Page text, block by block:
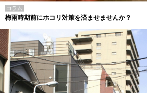
コラム
梅雨時期前にホコリ対策を済ませませんか？